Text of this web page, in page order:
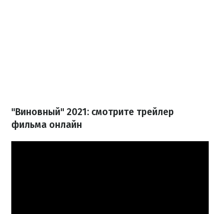
"Виновный" 2021: смотрите трейлер
фильма онлайн